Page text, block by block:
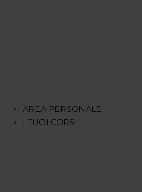
AREA PERSONALE
I TUOI CORSI